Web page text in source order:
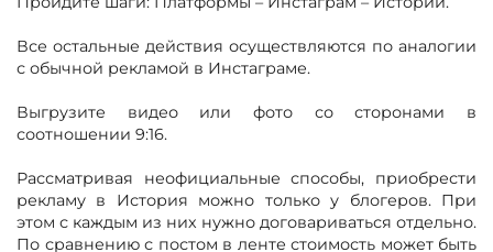
Все остальные действия осуществляются по аналогии
с обычной рекламой в Инстаграме.
Выгрузите видео или фото со сторонами в
соотношении 9:16.
Рассматривая неофициальные способы, приобрести
рекламу в История можно только у блогеров. При
этом с каждым из них нужно договариваться отдельно.
По сравнению с постом в ленте стоимость может быть